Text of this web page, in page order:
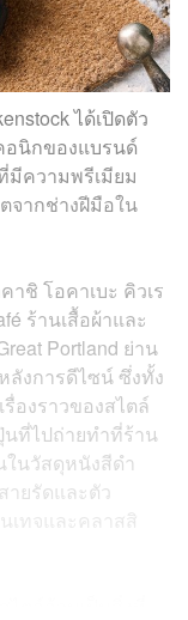
ได้เปิดตัว
อนิกของแบรนด์
มีความพรีเมียม
จากช่างฝีมือใน
าชิ โอคาเบะ คิวเร
ร้านเสื้อผ้าและ
Portland ย่าน
ลังการดีไซน์ ซึ่งทั้ง
องราวของสไตล์
ที่ไปถ่ายทำที่ร้าน
ในวัสดุหนังสีดำ
ายรัดและตัว
เทจและคลาสสิ